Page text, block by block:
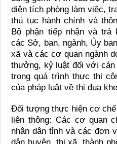
diện tích phòng làm việc,
thủ tục hành chính và
Bộ phận tiếp nhận và trả
các Sở, ban, ngành, Ủy
xã và các cơ quan ngành
thưởng, kỷ luật đối với
trong quá trình thực thi
của pháp luật về thi đua
Đối tượng thực hiện cơ
liên thông: Các cơ quan
nhân dân tỉnh và các đơn